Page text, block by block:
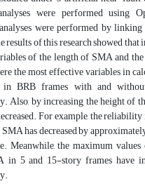
were performed using
were performed by
results of this research showed that
of the length of SMA and
the most effective variables in
BRB frames with and
Also, by increasing the height of
For example, the
has decreased by
Meanwhile, the maximum
in 5 and 15-story frames have